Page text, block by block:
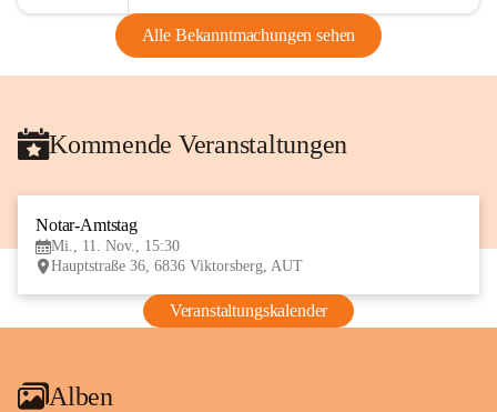
Alle Bekanntmachungen sehen
Kommende Veranstaltungen
Notar-Amtstag
Mi., 11. Nov., 15:30
Hauptstraße 36, 6836 Viktorsberg, AUT
Veranstaltungskalender
Alben